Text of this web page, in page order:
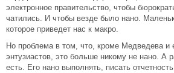
электронное правительство, чтобы
чатились. И чтобы везде было нано.
которое приведет нас к макро.
Но проблема в том, что, кроме Медведева и
энтузиастов, это больше никому не нано. А
есть. Его нано выполнять, писать